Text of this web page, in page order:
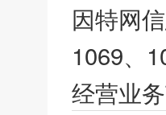
因特网
1069、
经营业